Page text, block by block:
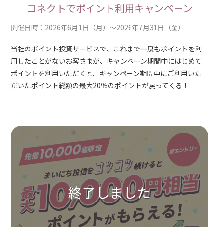
コネクトでポイント利用キャンペーン
開催日時：2026年6月1日（月）～2026年7月31日（金）
当社のポイント投資サービスで、これまで一度もポイントを利
用したことがないお客さまが、キャンペーン期間中にはじめて
ポイントを利用いただくと、キャンペーン期間中にご利用いた
だいたポイント総額の最大20％のポイントが戻ってくる！